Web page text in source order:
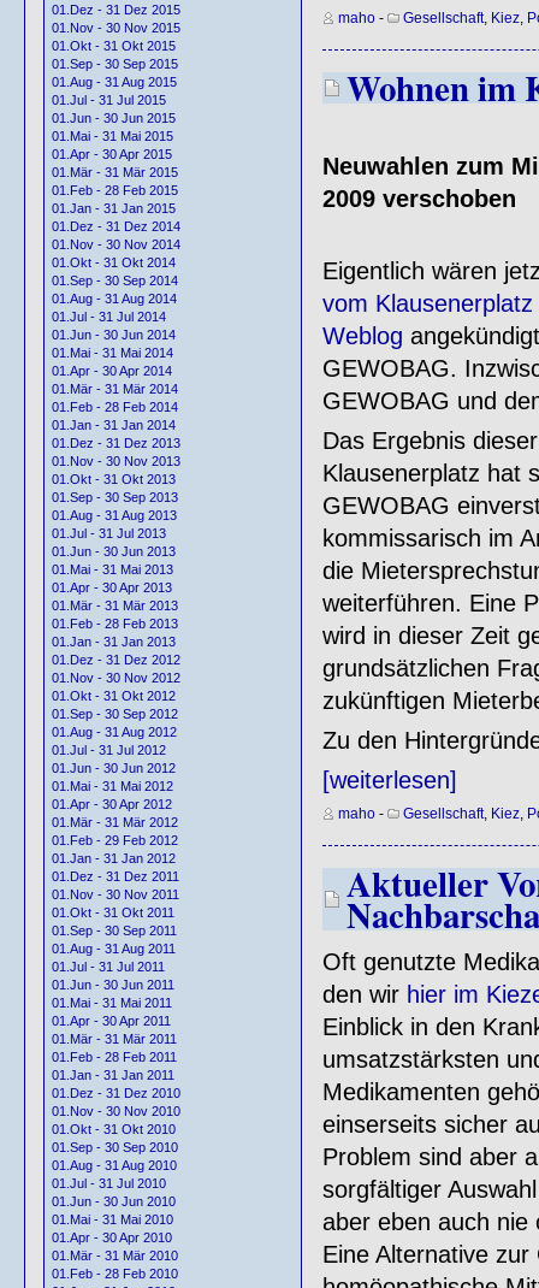
01.Dez - 31 Dez 2015
01.Nov - 30 Nov 2015
01.Okt - 31 Okt 2015
01.Sep - 30 Sep 2015
01.Aug - 31 Aug 2015
01.Jul - 31 Jul 2015
01.Jun - 30 Jun 2015
01.Mai - 31 Mai 2015
01.Apr - 30 Apr 2015
01.Mär - 31 Mär 2015
01.Feb - 28 Feb 2015
01.Jan - 31 Jan 2015
01.Dez - 31 Dez 2014
01.Nov - 30 Nov 2014
01.Okt - 31 Okt 2014
01.Sep - 30 Sep 2014
01.Aug - 31 Aug 2014
01.Jul - 31 Jul 2014
01.Jun - 30 Jun 2014
01.Mai - 31 Mai 2014
01.Apr - 30 Apr 2014
01.Mär - 31 Mär 2014
01.Feb - 28 Feb 2014
01.Jan - 31 Jan 2014
01.Dez - 31 Dez 2013
01.Nov - 30 Nov 2013
01.Okt - 31 Okt 2013
01.Sep - 30 Sep 2013
01.Aug - 31 Aug 2013
01.Jul - 31 Jul 2013
01.Jun - 30 Jun 2013
01.Mai - 31 Mai 2013
01.Apr - 30 Apr 2013
01.Mär - 31 Mär 2013
01.Feb - 28 Feb 2013
01.Jan - 31 Jan 2013
01.Dez - 31 Dez 2012
01.Nov - 30 Nov 2012
01.Okt - 31 Okt 2012
01.Sep - 30 Sep 2012
01.Aug - 31 Aug 2012
01.Jul - 31 Jul 2012
01.Jun - 30 Jun 2012
01.Mai - 31 Mai 2012
01.Apr - 30 Apr 2012
01.Mär - 31 Mär 2012
01.Feb - 29 Feb 2012
01.Jan - 31 Jan 2012
01.Dez - 31 Dez 2011
01.Nov - 30 Nov 2011
01.Okt - 31 Okt 2011
01.Sep - 30 Sep 2011
01.Aug - 31 Aug 2011
01.Jul - 31 Jul 2011
01.Jun - 30 Jun 2011
01.Mai - 31 Mai 2011
01.Apr - 30 Apr 2011
01.Mär - 31 Mär 2011
01.Feb - 28 Feb 2011
01.Jan - 31 Jan 2011
01.Dez - 31 Dez 2010
01.Nov - 30 Nov 2010
01.Okt - 31 Okt 2010
01.Sep - 30 Sep 2010
01.Aug - 31 Aug 2010
01.Jul - 31 Jul 2010
01.Jun - 30 Jun 2010
01.Mai - 31 Mai 2010
01.Apr - 30 Apr 2010
01.Mär - 31 Mär 2010
01.Feb - 28 Feb 2010
maho- Gesellschaft, Kiez,
Wohnen im
Neuwahlen zum
2009 verschoben
Eigentlich wären
vom Klausenerplatz
Weblog
GEWOBAG.
GEWOBAG und
Das Ergebnis
Klausenerplatz hat
GEWOBAG
kommissarisch im
die
weiterführen. Eine
wird in dieser Zeit
grundsätzlichen
zukünftigen
Zu den
[weiterlesen]
maho- Gesellschaft, Kiez,
Aktueller
Oft genutzte
den wir hier im
Einblick in den
umsatzstärksten
Medikamenten
einserseits sicher
Problem sind aber
sorgfältiger
aber eben auch nie
Eine Alternative